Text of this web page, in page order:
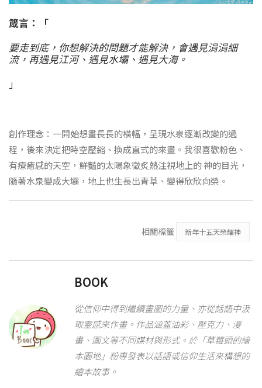
箴言：「
要走到底，你想解決的問題才能解決，會遇見涓涓細
流，再遇見江河、遇見水壩、遇見大海。
」
創作理念：一開始想畫長長的橫幅，呈現水泉逐漸改變的過
程，後來決定把時空壓縮、換成直式的來畫。我很喜歡粉色、
有療癒感的天空，鮮豔的太陽象徵炙熱注視地上的 神的目光，
隨著水泉變成大壩，地上也生長出青草、變得欣欣向榮。
相關標籤 新年十五天榮耀神
BOOK
從信仰中得到繼續畫圖的力量、亦從話語中汲
取靈感來作畫。作品涵蓋油彩、壓克力、漫
畫、圖文等不同媒材與形式。於「草莓頭的繪
本園地」粉專發表以話語或信仰生活來構想的
繪本故事。